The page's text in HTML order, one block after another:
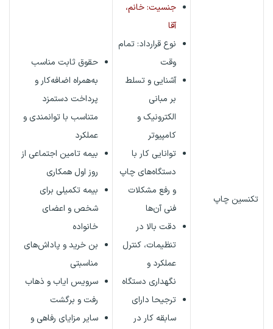
تکنسین چاپ
جنسیت: خانم،
آقا
نوع قرارداد: تمام
وقت
آشنایی و تسلط
بر مبانی
الکترونیک و
کامپیوتر
توانایی کار با
دستگاه‌های چاپ
و رفع مشکلات
فنی آن‌ها
دقت بالا در
تنظیمات، کنترل
عملکرد و
نگهداری دستگاه
ترجیحا دارای
سابقه کار در
حقوق ثابت مناسب
به‌همراه اضافه‌کار و
پرداخت دستمزد
متناسب با توانمندی و
عملکرد
بیمه تامین اجتماعی از
روز اول همکاری
بیمه تکمیلی برای
شخص و اعضای
خانواده
بن خرید و پاداش‌های
مناسبتی
سرویس ایاب و ذهاب
رفت و برگشت
سایر مزایای رفاهی و